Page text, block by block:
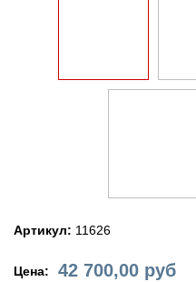
Артикул: 11626
Цена: 42 700,00 руб